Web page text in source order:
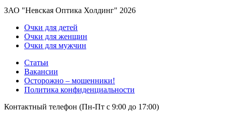
ЗАО "Невская Оптика Холдинг" 2026
Очки для детей
Очки для женщин
Очки для мужчин
Статьи
Вакансии
Осторожно – мошенники!
Политика конфиденциальности
Контактный телефон (Пн-Пт с 9:00 до 17:00)